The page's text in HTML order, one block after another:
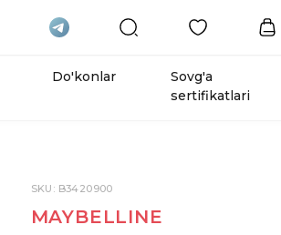
Do'konlar
Sovg'a
sertifikatlari
SKU: B3420900
MAYBELLINE